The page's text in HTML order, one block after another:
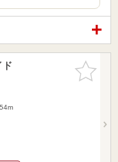
お気に入
りに追加
ド